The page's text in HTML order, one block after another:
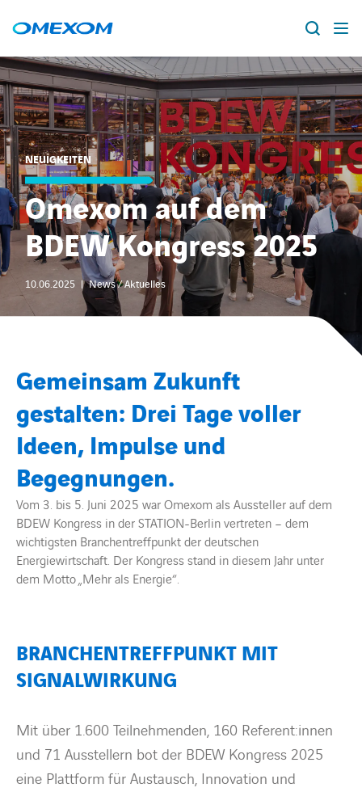
Über Omexom
Lösungen
Projekte
News
Standorte
Karriere
BARRIEREFREIHEIT
Suche
nach:
NEUIGKEITEN
Omexom auf dem
BDEW Kongress 2025
10.06.2025 News / Aktuelles
Gemeinsam Zukunft
gestalten: Drei Tage voller
Ideen, Impulse und
Begegnungen.
Vom 3. bis 5. Juni 2025 war Omexom als Aussteller auf dem
BDEW Kongress in der STATION-Berlin vertreten – dem
wichtigsten Branchentreffpunkt der deutschen
Energiewirtschaft. Der Kongress stand in diesem Jahr unter
dem Motto „Mehr als Energie“.
BRANCHENTREFFPUNKT MIT
SIGNALWIRKUNG
Mit über 1.600 Teilnehmenden, 160 Referent:innen
und 71 Ausstellern bot der BDEW Kongress 2025
eine Plattform für Austausch, Innovation und